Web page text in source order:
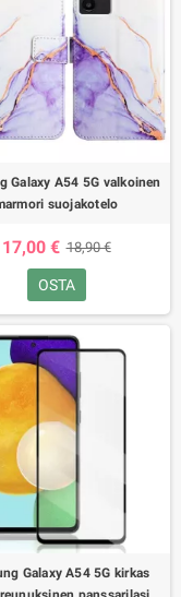
Galaxy A54 5G valkoinen
suojakotelo
17,00 € 18,90 €
OSTA
Galaxy A54 5G kirkas